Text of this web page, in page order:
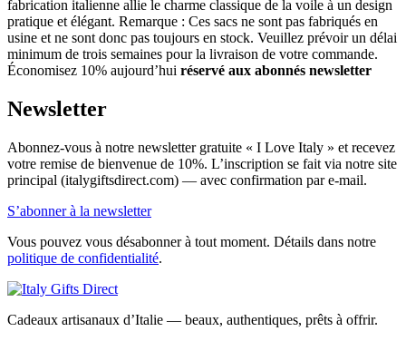
fabrication italienne allie le charme classique de la voile à un design
pratique et élégant. Remarque : Ces sacs ne sont pas fabriqués en
usine et ne sont donc pas toujours en stock. Veuillez prévoir un délai
minimum de trois semaines pour la livraison de votre commande.
Économisez 10% aujourd’hui réservé aux abonnés newsletter
Newsletter
Abonnez-vous à notre newsletter gratuite « I Love Italy » et recevez
votre remise de bienvenue de 10%. L’inscription se fait via notre site
principal (italygiftsdirect.com) — avec confirmation par e-mail.
S’abonner à la newsletter
Vous pouvez vous désabonner à tout moment. Détails dans notre
politique de confidentialité.
Cadeaux artisanaux d’Italie — beaux, authentiques, prêts à offrir.